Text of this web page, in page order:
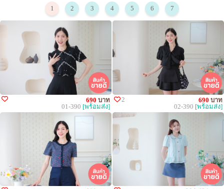
1 2 3 4 5 6 7
690 บาท
01-390 [พร้อมส่ง]
2 690 บาท
02-390 [พร้อมส่ง]